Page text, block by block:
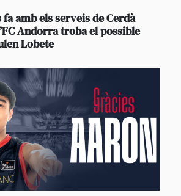
amb els serveis de Cerdà
Andorra troba el possible
Lobete